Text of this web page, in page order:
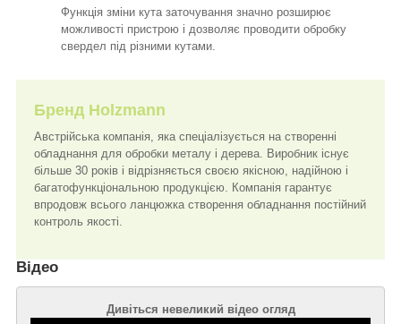
Функція зміни кута заточування значно розширює
можливості пристрою і дозволяє проводити обробку
свердел під різними кутами.
Бренд Holzmann
Австрійська компанія, яка спеціалізується на створенні
обладнання для обробки металу і дерева. Виробник існує
більше 30 років і відрізняється своєю якісною, надійною і
багатофункціональною продукцією. Компанія гарантує
впродовж всього ланцюжка створення обладнання постійний
контроль якості.
Відео
Дивіться невеликий відео огляд